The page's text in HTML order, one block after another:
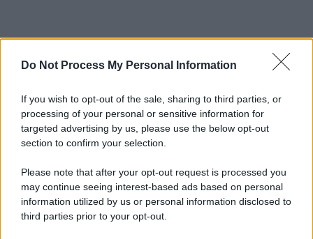
Do Not Process My Personal Information
If you wish to opt-out of the sale, sharing to third parties, or
processing of your personal or sensitive information for
targeted advertising by us, please use the below opt-out
section to confirm your selection.
Please note that after your opt-out request is processed you
may continue seeing interest-based ads based on personal
information utilized by us or personal information disclosed to
third parties prior to your opt-out.